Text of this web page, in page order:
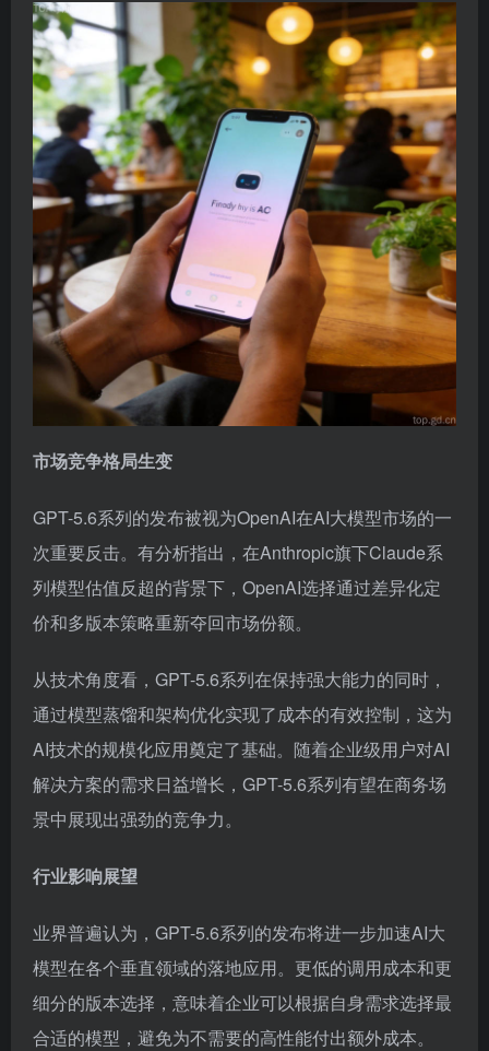
市场竞争格局生变
GPT-5.6系列的发布被视为OpenAI在AI大模型市场的一
次重要反击。有分析指出，在Anthropic旗下Claude系
列模型估值反超的背景下，OpenAI选择通过差异化定
价和多版本策略重新夺回市场份额。
从技术角度看，GPT-5.6系列在保持强大能力的同时，
通过模型蒸馏和架构优化实现了成本的有效控制，这为
AI技术的规模化应用奠定了基础。随着企业级用户对AI
解决方案的需求日益增长，GPT-5.6系列有望在商务场
景中展现出强劲的竞争力。
行业影响展望
业界普遍认为，GPT-5.6系列的发布将进一步加速AI大
模型在各个垂直领域的落地应用。更低的调用成本和更
细分的版本选择，意味着企业可以根据自身需求选择最
合适的模型，避免为不需要的高性能付出额外成本。